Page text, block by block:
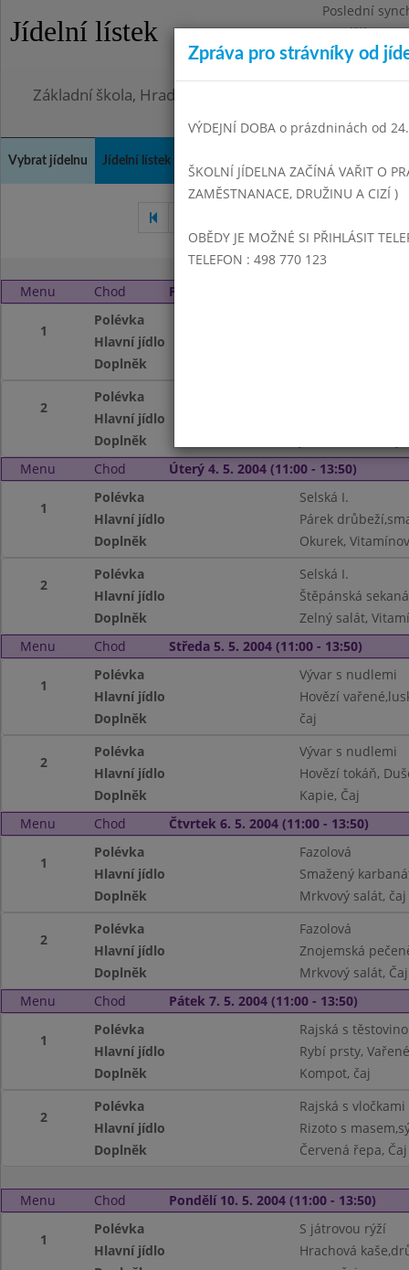
Jídelní lístek
Poslední
Pondělí
Omezení
Základní škola, Hradec Králové, Bezručova 1468
Vybrat jídelnu Jídelní lístek
Menu Chod Pondělí 3. 5. 2004 (11:00 - 13:50)
1
Polévka
Hlavní jídlo
Doplněk
2
Polévka
Hlavní jídlo
Doplněk
Menu
Chod Úterý 4. 5. 2004 (11:00 - 13:50)
1
Polévka
Selská I.
Hlavní jídlo
Párek
Doplněk
Okurek,
2
Polévka
Selská I.
Hlavní jídlo
Štěpánská
Doplněk
Zelný salát,
Menu
Chod Středa 5. 5. 2004 (11:00 - 13:50)
1
Polévka
Vývar s nudlemi
Hlavní jídlo
Hovězí
Doplněk
čaj
2
Polévka
Vývar s nudlemi
Hlavní jídlo
Hovězí tokáň,
Doplněk
Kapie, Čaj
Menu
Chod Čtvrtek 6. 5. 2004 (11:00 - 13:50)
1
Polévka
Fazolová
Hlavní jídlo
Smažený
Doplněk
Mrkvový salát, čaj
2
Polévka
Fazolová
Hlavní jídlo
Znojemská
Doplněk
Mrkvový salát, Čaj
Menu
Chod Pátek 7. 5. 2004 (11:00 - 13:50)
1
Polévka
Rajská s
Hlavní jídlo
Rybí prsty,
Doplněk
Kompot, čaj
2
Polévka
Rajská s vločkami
Hlavní jídlo
Rizoto s
Doplněk
Červená řepa, Čaj
Menu Chod Pondělí 10. 5. 2004 (11:00 - 13:50)
1
Polévka
S játrovou rýží
Hlavní jídlo
Hrachová
Zpráva pro strávníky od
VÝDEJNÍ DOBA o prázdninách od
ŠKOLNÍ JÍDELNA ZAČÍNÁ VAŘIT O
ZAMĚSTNANACE, DRUŽINU A CIZÍ )
OBĚDY JE MOŽNÉ SI PŘIHLÁSIT
TELEFON : 498 770 123